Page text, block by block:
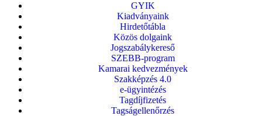
GYIK
Kiadványaink
Hirdetőtábla
Közös dolgaink
Jogszabálykereső
SZEBB-program
Kamarai kedvezmények
Szakképzés 4.0
e-ügyintézés
Tagdíjfizetés
Tagságellenőrzés